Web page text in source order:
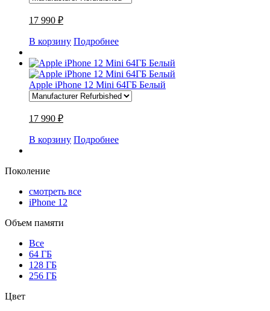
17 990 ₽
В корзину Подробнее
Apple iPhone 12 Mini 64ГБ Белый
17 990 ₽
В корзину Подробнее
Поколение
смотреть все
iPhone 12
Объем памяти
Все
64 ГБ
128 ГБ
256 ГБ
Цвет